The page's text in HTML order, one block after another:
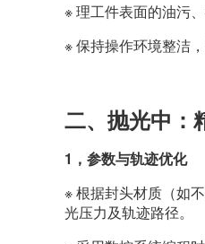
※ 理工件表面的油污
※ 保持操作环境整洁
二、抛光中：
1， 参数与轨迹优化
※ 根据封头材质（如
光压力及轨迹路径。